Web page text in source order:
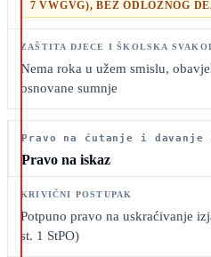
7 VWGVG), BEZ ODLOŽNOG
Nema roka u užem smislu,
osnovane sumnje
Pravo na ćutanje i davanje
Pravo na iskaz
Potpuno pravo na uskraćivanje
st. 1 StPO)